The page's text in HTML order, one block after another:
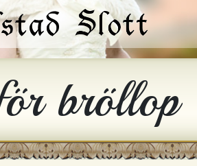
bröllop